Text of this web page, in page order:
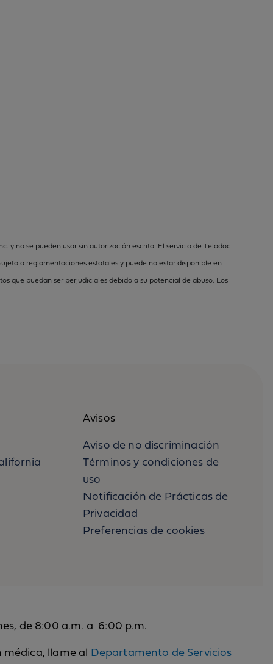
y no se pueden usar sin autorización escrita. El servicio de Teladoc
a reglamentaciones estatales y puede no estar disponible en
que puedan ser perjudiciales debido a su potencial de abuso. Los
Avisos
Aviso de no discriminación
Términos y condiciones de
uso
Notificación de Prácticas de
Privacidad
Preferencias de cookies
de 8:00 a.m. a 6:00 p.m.
médica, llame al Departamento de Servicios